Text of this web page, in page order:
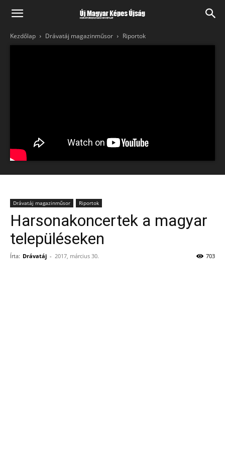
Kezdőlap Drávatáj magazinműsor Riportok
Drávatáj magazinműsor Riportok
Harsonakoncertek a magyar
településeken
Írta: Drávatáj - 2017, március 30. 703